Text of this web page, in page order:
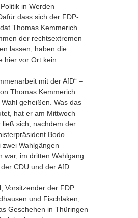
in Werden
dass sich der FDP-
Thomas Kemmerich
der rechtsextremen
lassen, haben die
hier vor Ort kein
mit der AfD“ –
Thomas Kemmerich
geheißen. Was das
hat er am Mittwoch
ließ sich, nachdem der
Bodo
zwei Wahlgängen
war, im dritten Wahlgang
CDU und der AfD
Vorsitzender der FDP
und Fischlaken,
Geschehen in Thüringen